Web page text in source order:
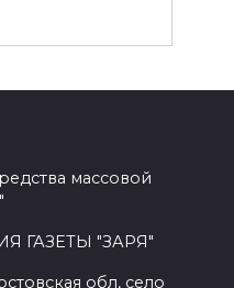
массовой
ГАЗЕТЫ "ЗАРЯ"
обл, село